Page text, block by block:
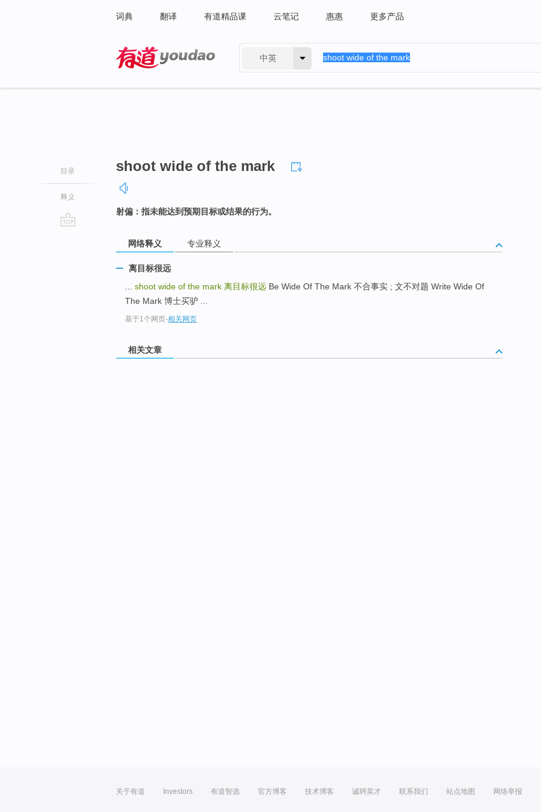
词典 翻译 有道精品课 云笔记 惠惠 更多产品
中英
目录
释义
shoot wide of the mark
射偏：指未能达到预期目标或结果的行为。
网络释义 专业释义
离目标很远
shoot wide of the mark 离目标很远 Be Wide Of The Mark 不合事实 ; 文不对题 Write Wide Of
The Mark 博士买驴 ...
基于1个网页-相关网页
相关文章
关于有道 Investors 有道智选 官方博客 技术博客 诚聘英才 联系我们 站点地图 网络举报